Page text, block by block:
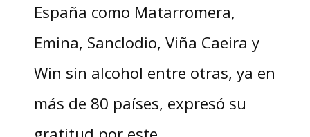
España como Matarromera,
Emina, Sanclodio, Viña Caeira y
Win sin alcohol entre otras, ya en
más de 80 países, expresó su